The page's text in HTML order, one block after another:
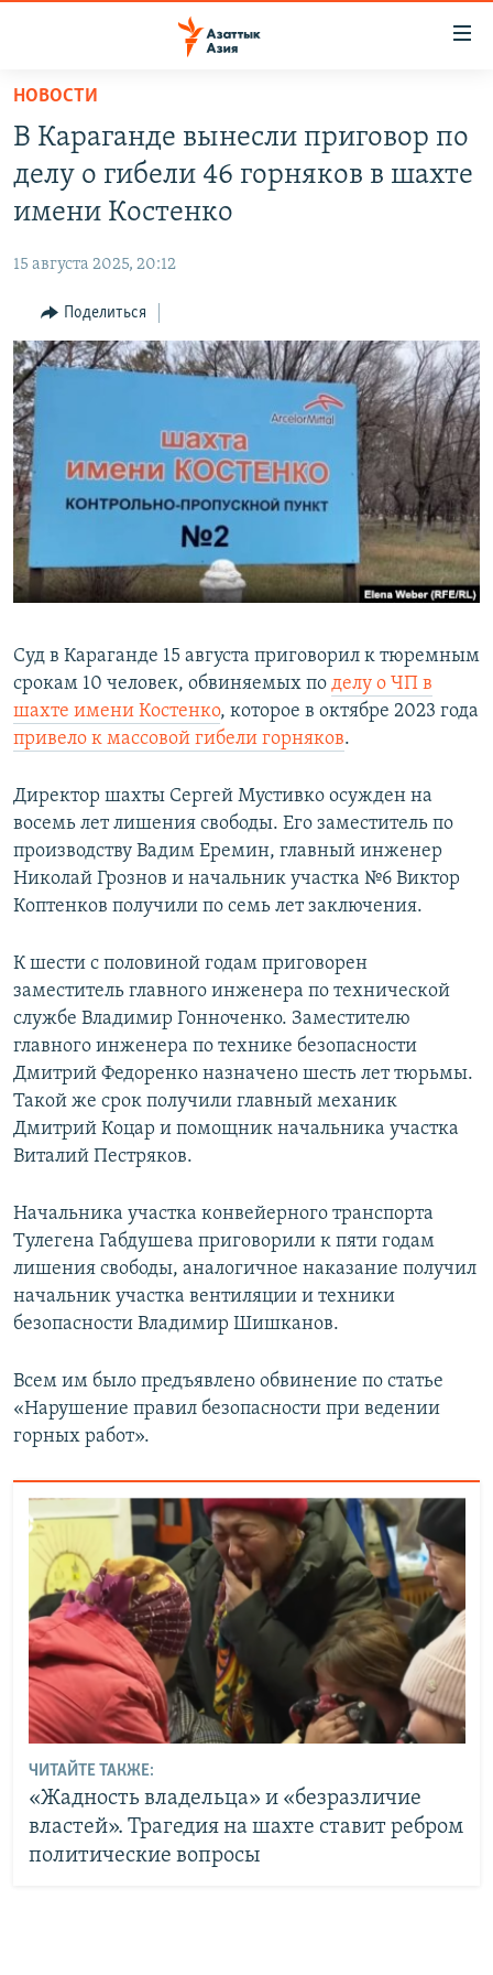
Вернуться
основному
содержанию
Вернутся
главной
навигации
Вернутся
поиску
КАЗАХСТАН
КЫРГЫЗСТАН
ТАДЖИКИСТАН
НОВОСТИ
ВОЙНА В УКРАИНЕ
ҚАЗАҚША
КЫРГЫЗЧА
ЎЗБЕКЧА
НОВОСТИ
В Караганде вынесли приговор по
делу о гибели 46 горняков в шахте
имени Костенко
15 августа 2025, 20:12
Поделиться
Суд в Караганде 15 августа приговорил к тюремным
срокам 10 человек, обвиняемых по делу о ЧП в
шахте имени Костенко, которое в октябре 2023 года
привело к массовой гибели горняков.
Директор шахты Сергей Мустивко осужден на
восемь лет лишения свободы. Его заместитель по
производству Вадим Еремин, главный инженер
Николай Грознов и начальник участка №6 Виктор
Коптенков получили по семь лет заключения.
К шести с половиной годам приговорен
заместитель главного инженера по технической
службе Владимир Гонноченко. Заместителю
главного инженера по технике безопасности
Дмитрий Федоренко назначено шесть лет тюрьмы.
Такой же срок получили главный механик
Дмитрий Коцар и помощник начальника участка
Виталий Пестряков.
Начальника участка конвейерного транспорта
Тулегена Габдушева приговорили к пяти годам
лишения свободы, аналогичное наказание получил
начальник участка вентиляции и техники
безопасности Владимир Шишканов.
Всем им было предъявлено обвинение по статье
«Нарушение правил безопасности при ведении
горных работ».
ЧИТАЙТЕ ТАКЖЕ:
«Жадность владельца» и «безразличие
властей». Трагедия на шахте ставит ребром
политические вопросы